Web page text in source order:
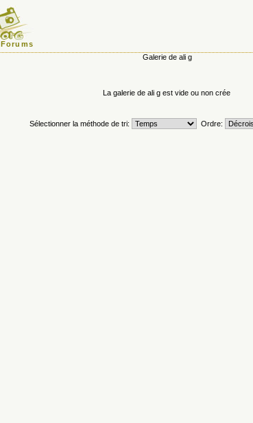
Forums
Galerie de ali g
La galerie de ali g est vide ou non crée
Sélectionner la méthode de tri: Ordre: